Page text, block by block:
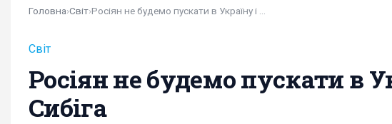
Головна›Світ›
Світ
Росіян не будемо пускати в
Сибіга